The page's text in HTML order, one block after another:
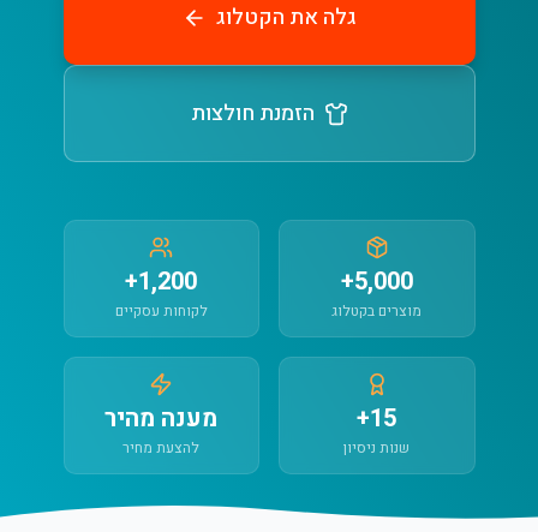
גלה את הקטלוג
הזמנת חולצות
5,000+
מוצרים בקטלוג
1,200+
לקוחות עסקיים
15+
שנות ניסיון
מענה מהיר
להצעת מחיר